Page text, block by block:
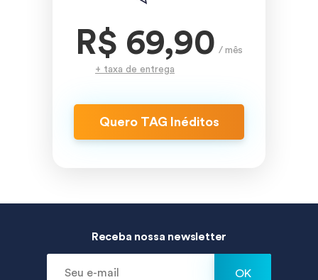
R$ 69,90 / mês
+ taxa de entrega
Quero TAG Inéditos
Receba nossa newsletter
OK